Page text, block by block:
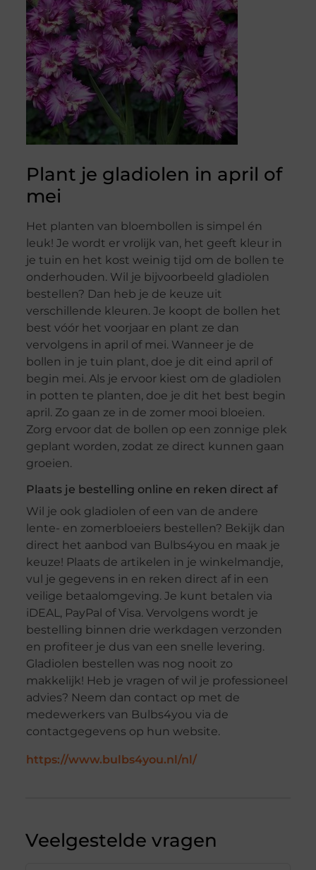
Plant je gladiolen in april of
mei
Het planten van bloembollen is simpel én
leuk! Je wordt er vrolijk van, het geeft kleur in
je tuin en het kost weinig tijd om de bollen te
onderhouden. Wil je bijvoorbeeld gladiolen
bestellen? Dan heb je de keuze uit
verschillende kleuren. Je koopt de bollen het
best vóór het voorjaar en plant ze dan
vervolgens in april of mei. Wanneer je de
bollen in je tuin plant, doe je dit eind april of
begin mei. Als je ervoor kiest om de gladiolen
in potten te planten, doe je dit het best begin
april. Zo gaan ze in de zomer mooi bloeien.
Zorg ervoor dat de bollen op een zonnige plek
geplant worden, zodat ze direct kunnen gaan
groeien.
Plaats je bestelling online en reken direct af
Wil je ook gladiolen of een van de andere
lente- en zomerbloeiers bestellen? Bekijk dan
direct het aanbod van Bulbs4you en maak je
keuze! Plaats de artikelen in je winkelmandje,
vul je gegevens in en reken direct af in een
veilige betaalomgeving. Je kunt betalen via
iDEAL, PayPal of Visa. Vervolgens wordt je
bestelling binnen drie werkdagen verzonden
en profiteer je dus van een snelle levering.
Gladiolen bestellen was nog nooit zo
makkelijk! Heb je vragen of wil je professioneel
advies? Neem dan contact op met de
medewerkers van Bulbs4you via de
contactgegevens op hun website.
https://www.bulbs4you.nl/nl/
Veelgestelde vragen